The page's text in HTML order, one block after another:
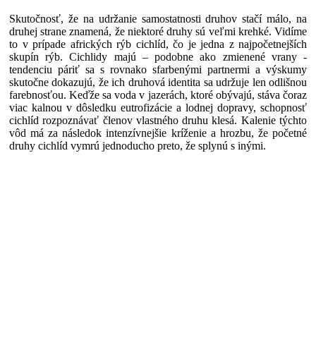
Skutočnosť, že na udržanie samostatnosti druhov stačí málo, na
druhej strane znamená, že niektoré druhy sú veľmi krehké. Vidíme
to v prípade afrických rýb cichlíd, čo je jedna z najpočetnejších
skupín rýb. Cichlidy majú – podobne ako zmienené vrany -
tendenciu páriť sa s rovnako sfarbenými partnermi a výskumy
skutočne dokazujú, že ich druhová identita sa udržuje len odlišnou
farebnosťou. Keďže sa voda v jazerách, ktoré obývajú, stáva čoraz
viac kalnou v dôsledku eutrofizácie a lodnej dopravy, schopnosť
cichlíd rozpoznávať členov vlastného druhu klesá. Kalenie týchto
vôd má za následok intenzívnejšie kríženie a hrozbu, že početné
druhy cichlíd vymrú jednoducho preto, že splynú s inými.